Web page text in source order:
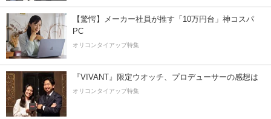
【驚愕】メーカー社員が推す「10万円台」神コスパ
PC
オリコンタイアップ特集
『VIVANT』限定ウオッチ、プロデューサーの感想は
オリコンタイアップ特集